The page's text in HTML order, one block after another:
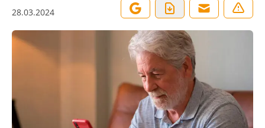
28.03.2024